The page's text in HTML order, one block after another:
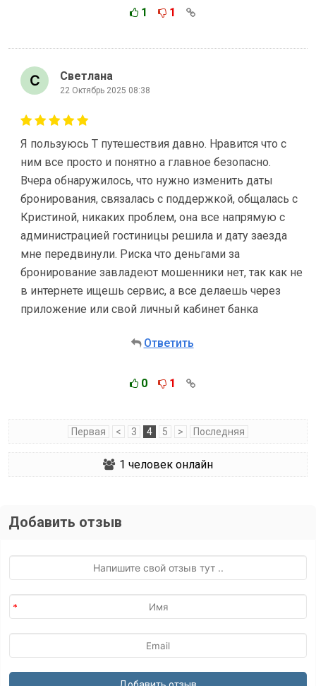
1 1
Светлана
22 Октябрь 2025 08:38
Я пользуюсь Т путешествия давно. Нравится что с
ним все просто и понятно а главное безопасно.
Вчера обнаружилось, что нужно изменить даты
бронирования, связалась с поддержкой, общалась с
Кристиной, никаких проблем, она все напрямую с
администрацией гостиницы решила и дату заезда
мне передвинули. Риска что деньгами за
бронирование завладеют мошенники нет, так как не
в интернете ищешь сервис, а все делаешь через
приложение или свой личный кабинет банка
Ответить
0 1
Первая < 3 4 5 > Последняя
1 человек онлайн
Добавить отзыв